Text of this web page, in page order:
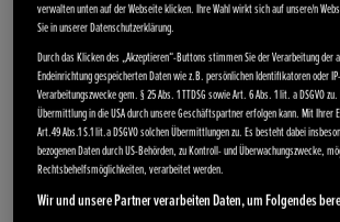
verwalten unten auf der Webseite klicken. Ihre Wahl wirkt sich auf unsere/n
Sie in unserer Datenschutzerklärung.
Durch das Klicken des „Akzeptieren“-Buttons stimmen Sie der Verarbeitung der
Endeinrichtung gespeicherten Daten wie z.B. persönlichen Identifikatoren oder
Verarbeitungszwecke gem. § 25 Abs. 1 TTDSG sowie Art. 6 Abs. 1 lit. a DSGVO
Übermittlung in die USA durch unsere Geschäftspartner erfolgen kann. Mit Ihrer
Art.49 Abs.1 S.1 lit.a DSGVO solchen Übermittlungen zu. Es besteht dabei
bezogenen Daten durch US-Behörden, zu Kontroll- und Überwachungszwecke,
Rechtsbehelfsmöglichkeiten, verarbeitet werden.
Wir und unsere Partner verarbeiten Daten, um Folgendes